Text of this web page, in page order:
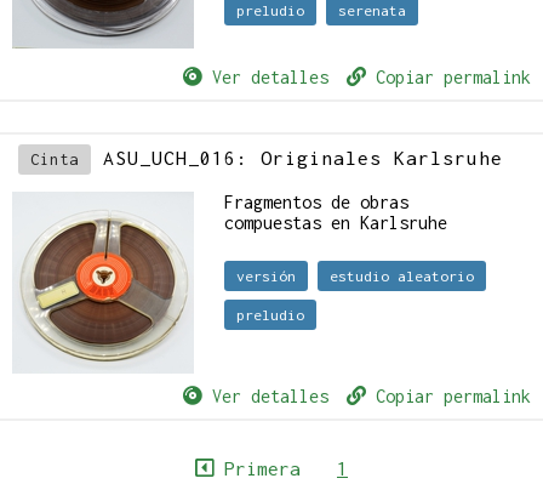
preludio serenata
Ver detalles Copiar permalink
Cinta ASU_UCH_016: Originales Karlsruhe
Fragmentos de obras
compuestas en Karlsruhe
versión estudio aleatorio
preludio
Ver detalles Copiar permalink
Primera 1